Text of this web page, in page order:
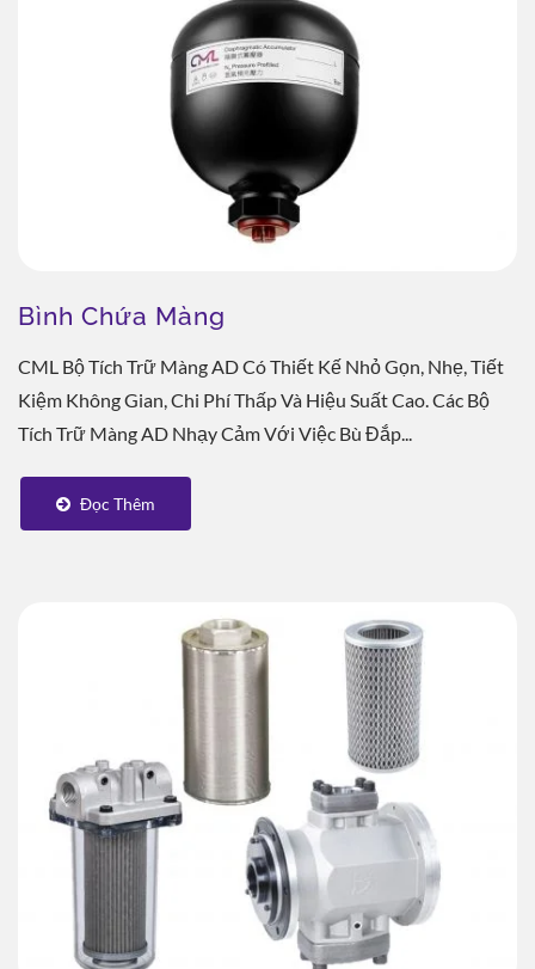
Bình Chứa Màng
CML Bộ Tích Trữ Màng AD Có Thiết Kế Nhỏ Gọn, Nhẹ, Tiết
Kiệm Không Gian, Chi Phí Thấp Và Hiệu Suất Cao. Các Bộ
Tích Trữ Màng AD Nhạy Cảm Với Việc Bù Đắp...
Đọc Thêm